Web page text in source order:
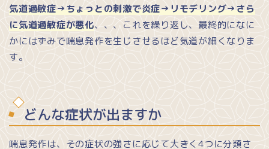
気道過敏症→ちょっとの刺激で炎症→リモデリング→さら
に気道過敏症が悪化、、、これを繰り返し、最終的になに
かにはずみで喘息発作を生じさせるほど気道が細くなりま
す。
どんな症状が出ますか
喘息発作は、その症状の強さに応じて大きく4つに分類さ